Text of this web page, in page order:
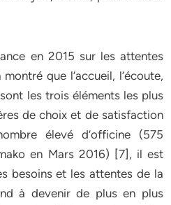
en 2015 sur les attentes
que l’accueil, l’écoute,
les trois éléments les plus
de choix et de satisfaction
élevé d’officine (575
en Mars 2016) [7], il est
besoins et les attentes de la
à devenir de plus en plus